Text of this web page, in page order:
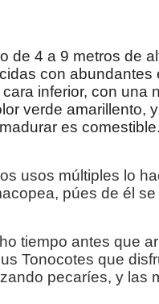
de 4 a 9 metros de
con abundantes
inferior, con una
verde amarillento,
es
usos múltiples lo
púes de él
tiempo antes que
Tonocotes que
pecaríes, y las